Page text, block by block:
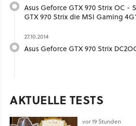
Asus Geforce GTX 970 Strix OC -
GTX 970 Strix die MSI Gaming
27.10.2014
Asus Geforce GTX 970 Strix
AKTUELLE TESTS
vor 19 Stunden